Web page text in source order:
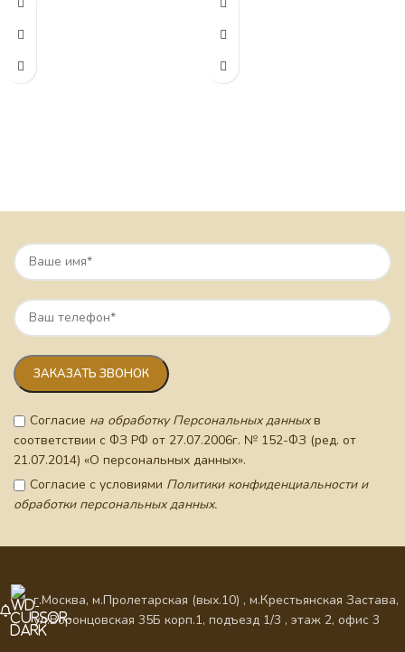
Согласие на обработку Персональных данныхв
соответствии с ФЗ РФ от 27.07.2006г. № 152-ФЗ (ред. от
21.07.2014) «О персональных данных».
Согласие с условиями Политики конфиденциальности и
обработки персональных данных.
г.Москва, м.Пролетарская (вых.10) , м.Крестьянская Застава,
ул.Воронцовская 35Б корп.1, подъезд 1/3 , этаж 2, офис 3